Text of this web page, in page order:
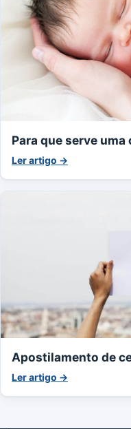
Para que serve
Ler artigo →
Apostilamento de
Ler artigo →